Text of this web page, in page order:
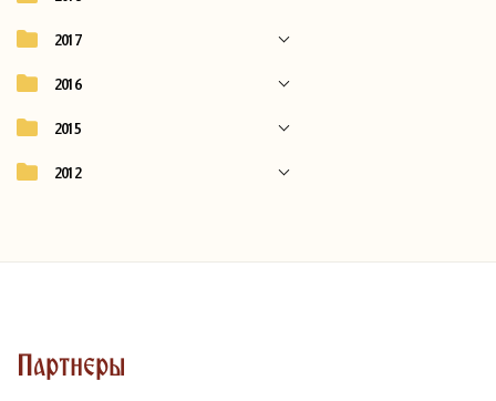
2017
2016
2015
2012
Партнеры